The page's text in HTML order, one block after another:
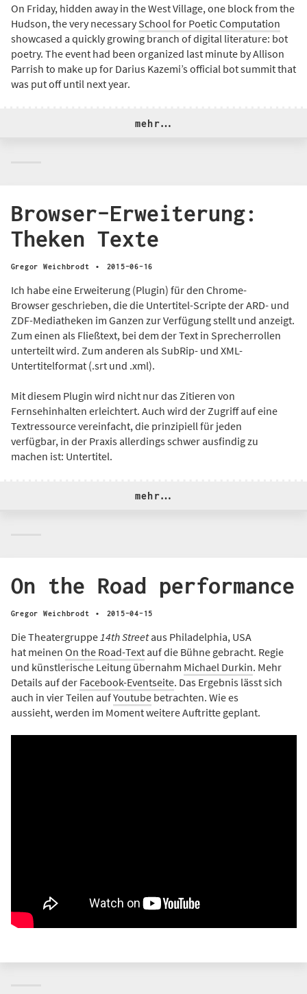
On Friday, hidden away in the West Village, one block from the
Hudson, the very necessary School for Poetic Computation
showcased a quickly growing branch of digital literature: bot
poetry. The event had been organized last minute by Allison
Parrish to make up for Darius Kazemi’s official bot summit that
was put off until next year.
mehr…
Browser-Erweiterung:
Theken Texte
Gregor Weichbrodt · 2015-06-16
Ich habe eine Erweiterung (Plugin) für den Chrome-
Browser geschrieben, die die Untertitel-Scripte der ARD- und
ZDF-Mediatheken im Ganzen zur Verfügung stellt und anzeigt.
Zum einen als Fließtext, bei dem der Text in Sprecherrollen
unterteilt wird. Zum anderen als SubRip- und XML-
Untertitelformat (.srt und .xml).
Mit diesem Plugin wird nicht nur das Zitieren von
Fernsehinhalten erleichtert. Auch wird der Zugriff auf eine
Textressource vereinfacht, die prinzipiell für jeden
verfügbar, in der Praxis allerdings schwer ausfindig zu
machen ist: Untertitel.
mehr…
On the Road performance
Gregor Weichbrodt · 2015-04-15
Die Theatergruppe 14th Streetaus Philadelphia, USA
hat meinen On the Road-Textauf die Bühne gebracht. Regie
und künstlerische Leitung übernahm Michael Durkin. Mehr
Details auf der Facebook-Eventseite. Das Ergebnis lässt sich
auch in vier Teilen aufYoutubebetrachten. Wie es
aussieht, werden im Moment weitere Auftritte geplant.